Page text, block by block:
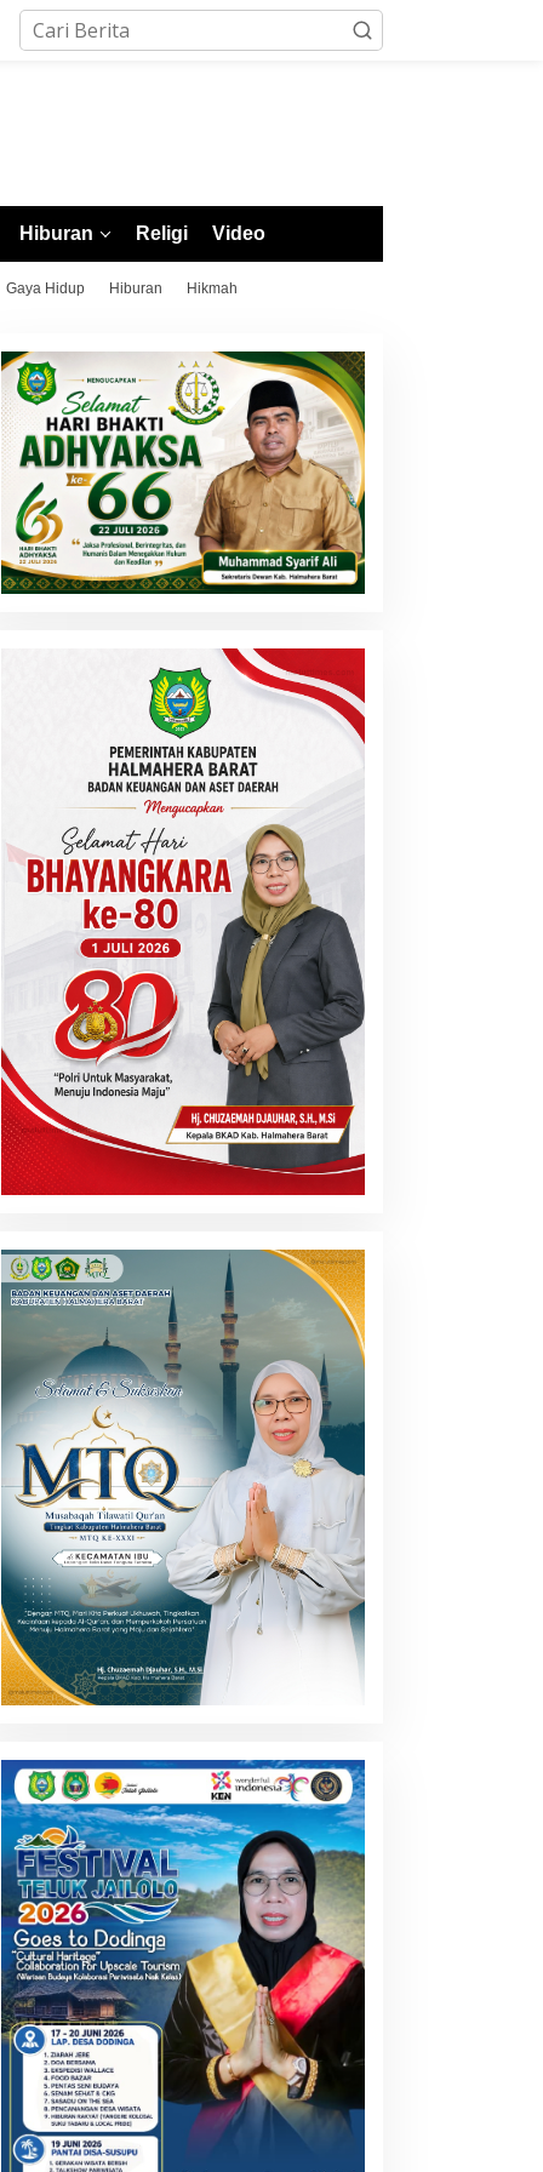
Hiburan Religi Video
Gaya Hidup Hiburan Hikmah